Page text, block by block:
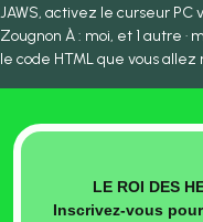
JAWS, activez le curseur PC
Zougnon À : moi, et 1 autre ·
le code HTML que vous
LE ROI DES
Inscrivez-vous